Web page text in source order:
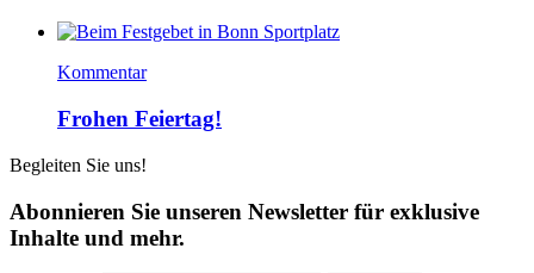
Kommentar
Frohen Feiertag!
Begleiten Sie uns!
Abonnieren Sie unseren Newsletter für exklusive
Inhalte und mehr.